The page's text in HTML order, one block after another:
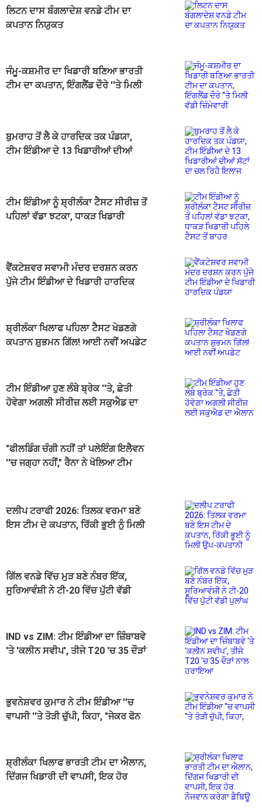
ਲਿਟਨ ਦਾਸ ਬੰਗਲਾਦੇਸ਼ ਵਨਡੇ ਟੀਮ ਦਾ
ਕਪਤਾਨ ਨਿਯੁਕਤ
ਜੰਮੂ-ਕਸ਼ਮੀਰ ਦਾ ਖਿਡਾਰੀ ਬਣਿਆ ਭਾਰਤੀ
ਟੀਮ ਦਾ ਕਪਤਾਨ, ਇੰਗਲੈਂਡ ਦੌਰੇ ''ਤੇ ਮਿਲੀ
ਬੁਮਰਾਹ ਤੋਂ ਲੈ ਕੇ ਹਾਰਦਿਕ ਤਕ ਪੰਡਯਾ,
ਟੀਮ ਇੰਡੀਆ ਦੇ 13 ਖਿਡਾਰੀਆਂ ਦੀਆਂ
ਟੀਮ ਇੰਡੀਆ ਨੂੰ ਸ਼੍ਰੀਲੰਕਾ ਟੈਸਟ ਸੀਰੀਜ਼ ਤੋਂ
ਪਹਿਲਾਂ ਵੱਡਾ ਝਟਕਾ, ਧਾਕੜ ਖਿਡਾਰੀ
ਵੈਂਕਟੇਸ਼ਵਰ ਸਵਾਮੀ ਮੰਦਰ ਦਰਸ਼ਨ ਕਰਨ
ਪੁੱਜੇ ਟੀਮ ਇੰਡੀਆ ਦੇ ਖਿਡਾਰੀ ਹਾਰਦਿਕ
ਸ਼੍ਰੀਲੰਕਾ ਖਿਲਾਫ ਪਹਿਲਾ ਟੈਸਟ ਖੇਡਣਗੇ
ਕਪਤਾਨ ਸ਼ੁਭਮਨ ਗਿੱਲ! ਆਈ ਨਵੀਂ ਅਪਡੇਟ
ਟੀਮ ਇੰਡੀਆ ਹੁਣ ਲੰਬੇ ਬ੍ਰੇਕ ''ਤੇ, ਛੇਤੀ
ਹੋਵੇਗਾ ਅਗਲੀ ਸੀਰੀਜ਼ ਲਈ ਸਕੁਐਡ ਦਾ
"ਫੀਲਡਿੰਗ ਚੰਗੀ ਨਹੀਂ ਤਾਂ ਪਲੇਇੰਗ ਇਲੈਵਨ
''ਚ ਜਗ੍ਹਾ ਨਹੀਂ," ਰੈਨਾ ਨੇ ਖੋਲਿਆ ਟੀਮ
ਦਲੀਪ ਟਰਾਫੀ 2026: ਤਿਲਕ ਵਰਮਾ ਬਣੇ
ਇਸ ਟੀਮ ਦੇ ਕਪਤਾਨ, ਰਿੱਕੀ ਭੂਈ ਨੂੰ ਮਿਲੀ
ਗਿੱਲ ਵਨਡੇ ਵਿੱਚ ਮੁੜ ਬਣੇ ਨੰਬਰ ਇੱਕ,
ਸੂਰਿਆਵੰਸ਼ੀ ਨੇ ਟੀ-20 ਵਿੱਚ ਪੁੱਟੀ ਵੱਡੀ
IND vs ZIM: ਟੀਮ ਇੰਡੀਆ ਦਾ ਜ਼ਿੰਬਾਬਵੇ
'ਤੇ 'ਕਲੀਨ ਸਵੀਪ', ਤੀਜੇ T20 'ਚ 35 ਦੌੜਾਂ
ਭੁਵਨੇਸ਼ਵਰ ਕੁਮਾਰ ਨੇ ਟੀਮ ਇੰਡੀਆ ''ਚ
ਵਾਪਸੀ ''ਤੇ ਤੋੜੀ ਚੁੱਪੀ, ਕਿਹਾ, "ਜੇਕਰ ਫੋਨ
ਸ਼੍ਰੀਲੰਕਾ ਖਿਲਾਫ ਭਾਰਤੀ ਟੀਮ ਦਾ ਐਲਾਨ,
ਦਿੱਗਜ ਖਿਡਾਰੀ ਦੀ ਵਾਪਸੀ, ਇਕ ਹੋਰ